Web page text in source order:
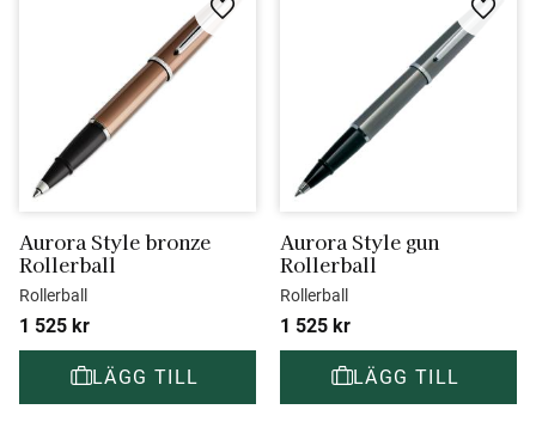
Aurora Style bronze
Rollerball
Rollerball
1 525 kr
Lägg till i favoriter
Aurora Style gun
Rollerball
Rollerball
1 525 kr
Lägg